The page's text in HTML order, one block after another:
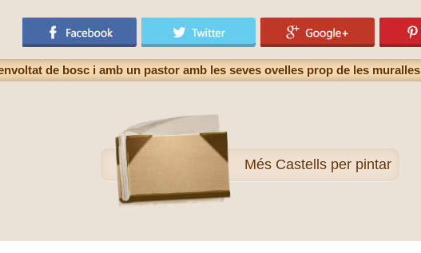
de bosc i amb un pastor amb les seves ovelles prop de les muralles
Més Castells per pintar